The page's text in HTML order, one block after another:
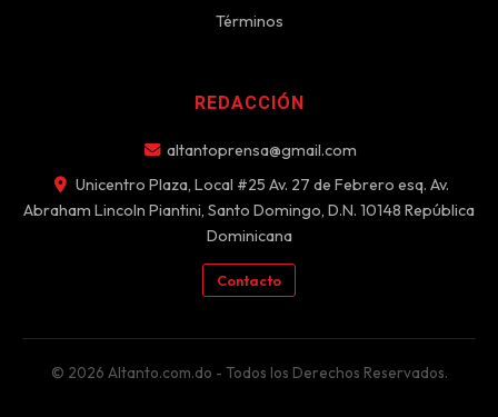
Términos
REDACCIÓN
altantoprensa@gmail.com
Unicentro Plaza, Local #25 Av. 27 de Febrero esq. Av.
Abraham Lincoln Piantini, Santo Domingo, D.N. 10148 República
Dominicana
Contacto
© 2026 Altanto.com.do - Todos los Derechos Reservados.